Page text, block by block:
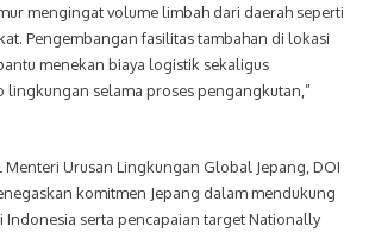
mengingat volume limbah dari daerah seperti
Pengembangan fasilitas tambahan di lokasi
menekan biaya logistik sekaligus
lingkungan selama proses pengangkutan,”
Menteri Urusan Lingkungan Global Jepang, DOI
komitmen Jepang dalam mendukung
Indonesia serta pencapaian target Nationally